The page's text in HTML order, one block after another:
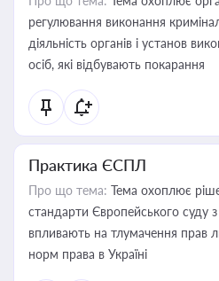
регулювання виконання
діяльність органів і установ
осіб, які відбувають покарання
Практика ЄСПЛ
Про що тема: Тема охоплює
стандарти Європейського суду
впливають на тлумачення прав
норм права в Україні